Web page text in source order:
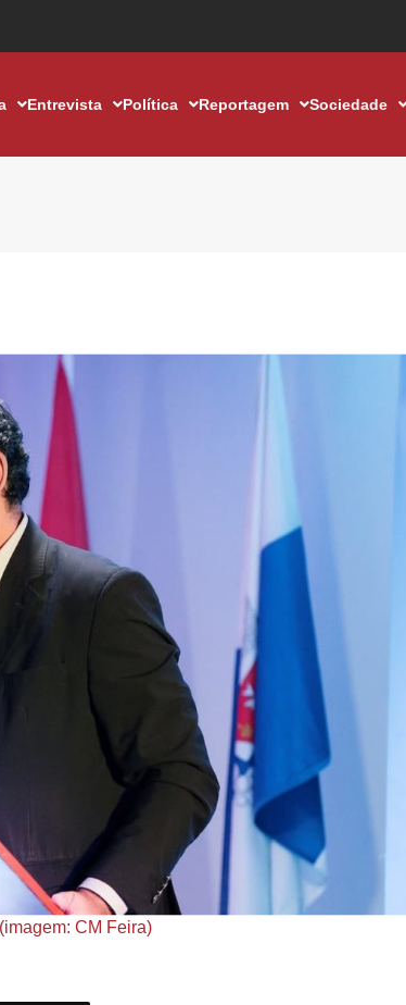
Entrevista Política Reportagem Sociedade
CM Feira)